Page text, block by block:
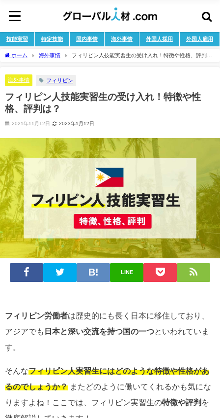
技能実習 特定技能 国内事情 海外事情 外国人採用 外国人雇用
ホーム 海外事情
フィリピン人技能実習生の受け入れ！特徴や性格、評判
海外事情 フィリピン
フィリピン人技能実習生の受け入れ！特徴や性
格、評判は？
2021年11月12日 2023年1月12日
LINE
フィリピン労働者は歴史的にも長く日本に移住しており、
アジアでも 日本と深い交流を持つ国の一つといわれていま
す。
そんなフィリピン人実習生にはどのような特徴や性格があ
るのでしょうか？ またどのように働いてくれるかも気にな
りますよね！ここでは、フィリピン実習生の特徴や評判 を